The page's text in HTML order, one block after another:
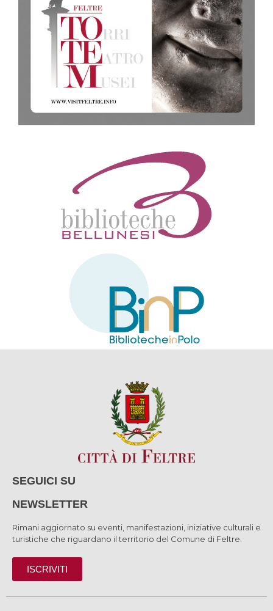
SEGUICI SU
NEWSLETTER
Rimani aggiornato su eventi, manifestazioni, iniziative culturali e
turistiche che riguardano il territorio del Comune di Feltre.
ISCRIVITI